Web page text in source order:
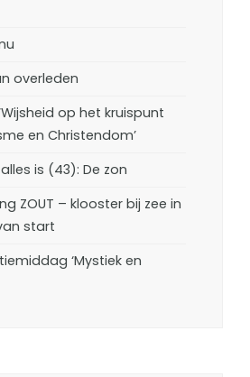
overleden
op het kruispunt
en Christendom’
is (43): De zon
ZOUT – klooster bij zee in
start
‘Mystiek en